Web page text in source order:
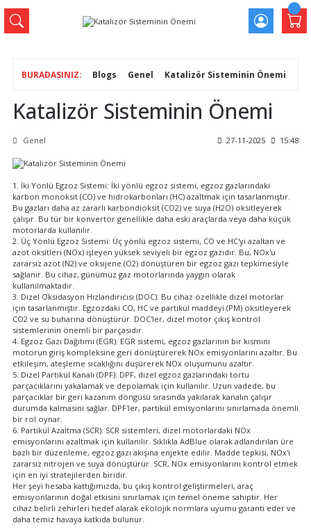
Blogs Genel Katalizör Sisteminin Önemi
Katalizör Sisteminin Önemi
Genel 27-11-2025 15:48
1. İki Yönlü Egzoz Sistemi: İki yönlü egzoz sistemi, egzoz gazlarındaki
karbon monoksit (CO) ve hidrokarbonları (HC) azaltmak için tasarlanmıştır.
Bu gazları daha az zararlı karbondioksit (CO2) ve suya (H2O) oksitleyerek
çalışır. Bu tür bir konvertör genellikle daha eski araçlarda veya daha küçük
motorlarda kullanılır.
2. Üç Yönlü Egzoz Sistemi: Üç yönlü egzoz sistemi, CO ve HC'yi azaltan ve
azot oksitleri (NOx) işleyen yüksek seviyeli bir egzoz gazıdır. Bu, NOx'u
zararsız azot (N2) ve oksijene (O2) dönüştüren bir egzoz gazı tepkimesiyle
sağlanır. Bu cihaz, günümüz gaz motorlarında yaygın olarak
kullanılmaktadır.
3. Dizel Oksidasyon Hızlandırıcısı (DOC): Bu cihaz özellikle dizel motorlar
için tasarlanmıştır. Egzozdaki CO, HC ve partikül maddeyi (PM) oksitleyerek
CO2 ve su buharına dönüştürür. DOC'ler, dizel motor çıkış kontrol
sistemlerinin önemli bir parçasıdır.
4. Egzoz Gazı Dağıtımı (EGR): EGR sistemi, egzoz gazlarının bir kısmını
motorun giriş kompleksine geri dönüştürerek NOx emisyonlarını azaltır. Bu
etkileşim, ateşleme sıcaklığını düşürerek NOx oluşumunu azaltır.
5. Dizel Partikül Kanalı (DPF): DPF, dizel egzoz gazlarındaki tortu
parçacıklarını yakalamak ve depolamak için kullanılır. Uzun vadede, bu
parçacıklar bir geri kazanım döngüsü sırasında yakılarak kanalın çalışır
durumda kalmasını sağlar. DPF'ler, partikül emisyonlarını sınırlamada önemli
bir rol oynar.
6. Partikül Azaltma (SCR): SCR sistemleri, dizel motorlardaki NOx
emisyonlarını azaltmak için kullanılır. Sıklıkla AdBlue olarak adlandırılan üre
bazlı bir düzenleme, egzoz gazı akışına enjekte edilir. Madde tepkisi, NOx'i
zararsız nitrojen ve suya dönüştürür. SCR, NOx emisyonlarını kontrol etmek
için en iyi stratejilerden biridir.
Her şeyi hesaba kattığımızda, bu çıkış kontrol geliştirmeleri, araç
emisyonlarının doğal etkisini sınırlamak için temel öneme sahiptir. Her
cihaz belirli zehirleri hedef alarak ekolojik normlara uyumu garanti eder ve
daha temiz havaya katkıda bulunur.